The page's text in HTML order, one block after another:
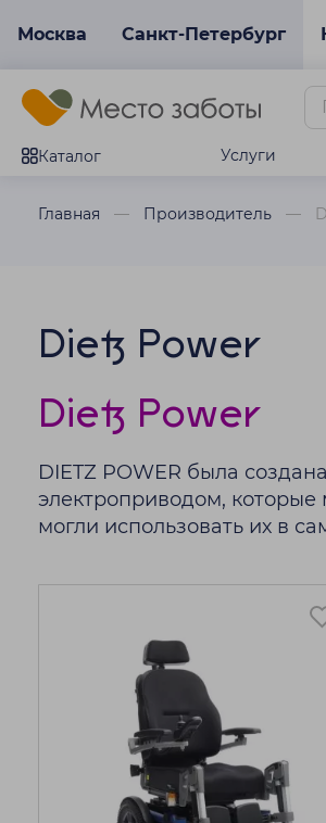
Москва Санкт-Петербург
Каталог Услуги
Главная Производитель
Dietz Power
Dietz Power
DIETZ POWER была
электроприводом,
могли использовать их в